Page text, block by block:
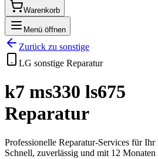
Warenkorb
Menü öffnen
Zurück zu sonstige
LG sonstige Reparatur
k7 ms330 ls675
Reparatur
Professionelle Reparatur-Services für Ihr
Schnell, zuverlässig und mit 12 Monaten